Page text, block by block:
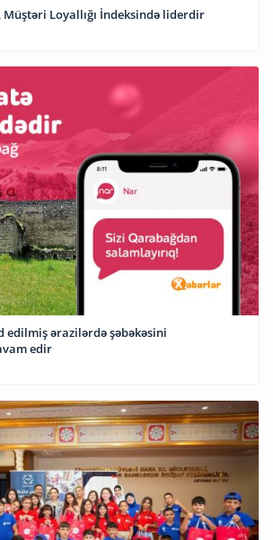
Müştəri Loyallığı İndeksində liderdir
edilmiş ərazilərdə şəbəkəsini
edir